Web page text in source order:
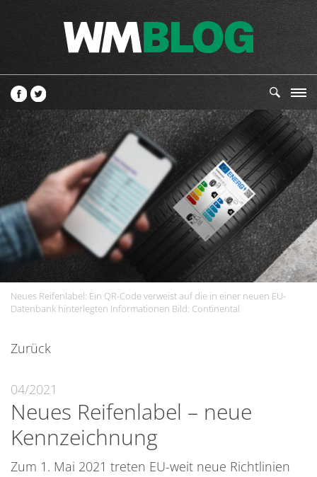
Neues Reifenlabel: Ein QR-Code verweist auf die in einer neuen EU-
Datenbank hinterlegten Informationen Bild: Continental
Zurück
04/2021
Neues Reifenlabel – neue
Kennzeichnung
Zum 1. Mai 2021 treten EU-weit neue Richtlinien